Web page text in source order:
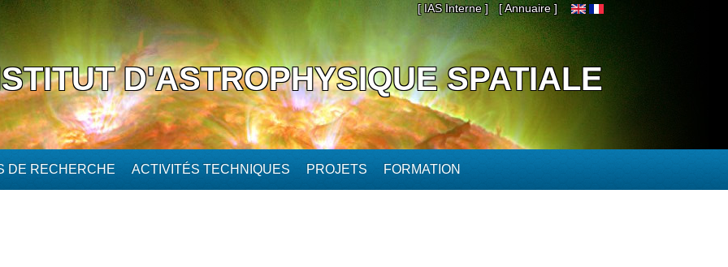
[ IAS Interne ] [ Annuaire ]
D'ASTROPHYSIQUE SPATIALE
DE RECHERCHE ACTIVITÉS TECHNIQUES PROJETS FORMATION